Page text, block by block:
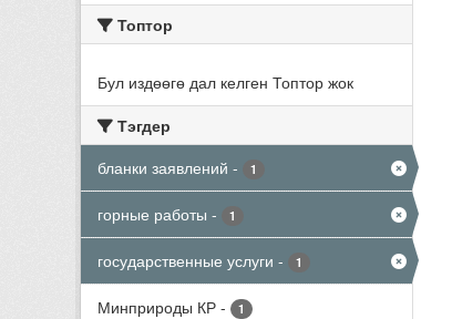
Топтор
Бул издөөгө дал келген Топтор жок
Тэгдер
бланки заявлений - 1
горные работы - 1
государственные услуги - 1
Минприроды КР - 1